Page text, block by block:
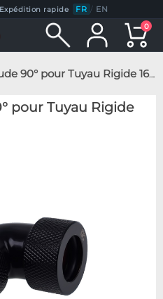
Expédition rapide FR / EN
0
pour Tuyau Rigide 16mm - Noir mat
pour Tuyau Rigide